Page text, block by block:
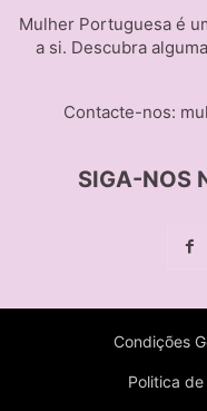
Mulher Portuguesa é
a si. Descubra
Contacte-nos:
SIGA-NOS
Condições
Politica